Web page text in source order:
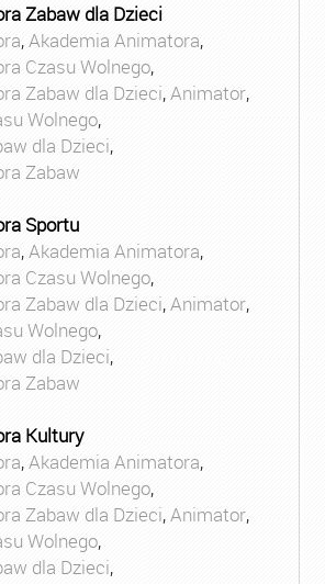
Zabaw dla Dzieci
,Akademia Animatora,
Czasu Wolnego,
Zabaw dla Dzieci,Animator,
Wolnego,
dla Dzieci,
Zabaw
Sportu
,Akademia Animatora,
Czasu Wolnego,
Zabaw dla Dzieci,Animator,
Wolnego,
dla Dzieci,
Zabaw
Kultury
,Akademia Animatora,
Czasu Wolnego,
Zabaw dla Dzieci,Animator,
Wolnego,
dla Dzieci,